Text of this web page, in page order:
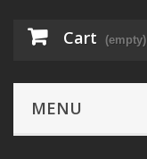
Cart (empty)
MENU